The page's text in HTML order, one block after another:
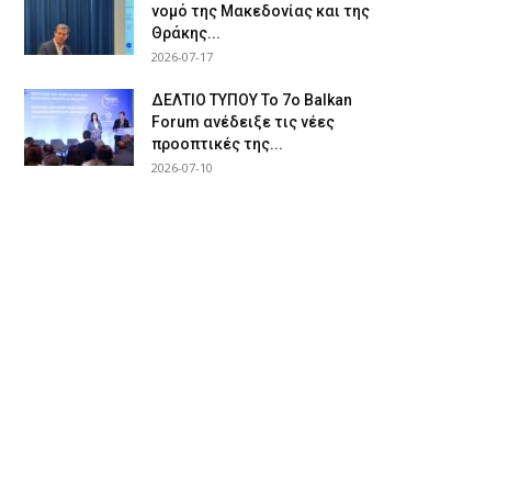
νομό της Μακεδονίας και της
Θράκης...
2026-07-17
ΔΕΛΤΙΟ ΤΥΠΟΥ Το 7ο Balkan
Forum ανέδειξε τις νέες
προοπτικές της...
2026-07-10